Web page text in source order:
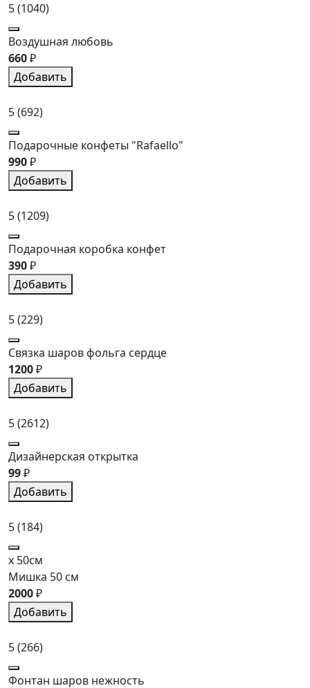
5(1040)
Воздушная любовь
660₽
Добавить
5(692)
Подарочные конфеты "Rafaello"
990₽
Добавить
5(1209)
Подарочная коробка конфет
390₽
Добавить
5(229)
Связка шаров фольга сердце
1200₽
Добавить
5(2612)
Дизайнерская открытка
99₽
Добавить
5(184)
x 50см
Мишка 50 см
2000₽
Добавить
5(266)
Фонтан шаров нежность